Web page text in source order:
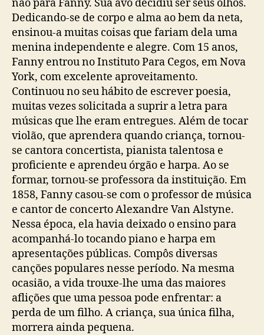
não para Fanny. Sua avó decidiu ser seus olhos.
Dedicando-se de corpo e alma ao bem da neta,
ensinou-a muitas coisas que fariam dela uma
menina independente e alegre. Com 15 anos,
Fanny entrou no Instituto Para Cegos, em Nova
York, com excelente aproveitamento.
Continuou no seu hábito de escrever poesia,
muitas vezes solicitada a suprir a letra para
músicas que lhe eram entregues. Além de tocar
violão, que aprendera quando criança, tornou-
se cantora concertista, pianista talentosa e
proficiente e aprendeu órgão e harpa. Ao se
formar, tornou-se professora da instituição. Em
1858, Fanny casou-se com o professor de música
e cantor de concerto Alexandre Van Alstyne.
Nessa época, ela havia deixado o ensino para
acompanhá-lo tocando piano e harpa em
apresentações públicas. Compôs diversas
canções populares nesse período. Na mesma
ocasião, a vida trouxe-lhe uma das maiores
aflições que uma pessoa pode enfrentar: a
perda de um filho. A criança, sua única filha,
morrera ainda pequena.